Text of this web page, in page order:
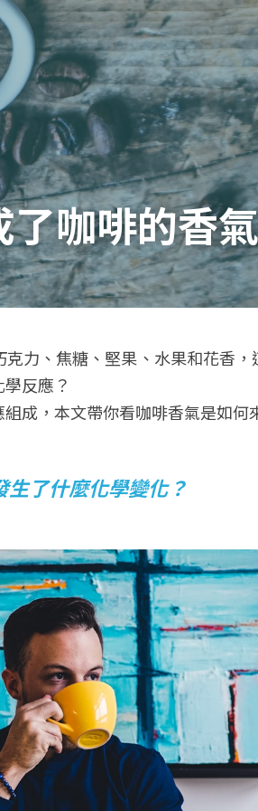
咖啡的香
力、焦糖、堅果、水果和花香
反應？
成，本文帶你看咖啡香氣是如何
生了什麼化學變化？